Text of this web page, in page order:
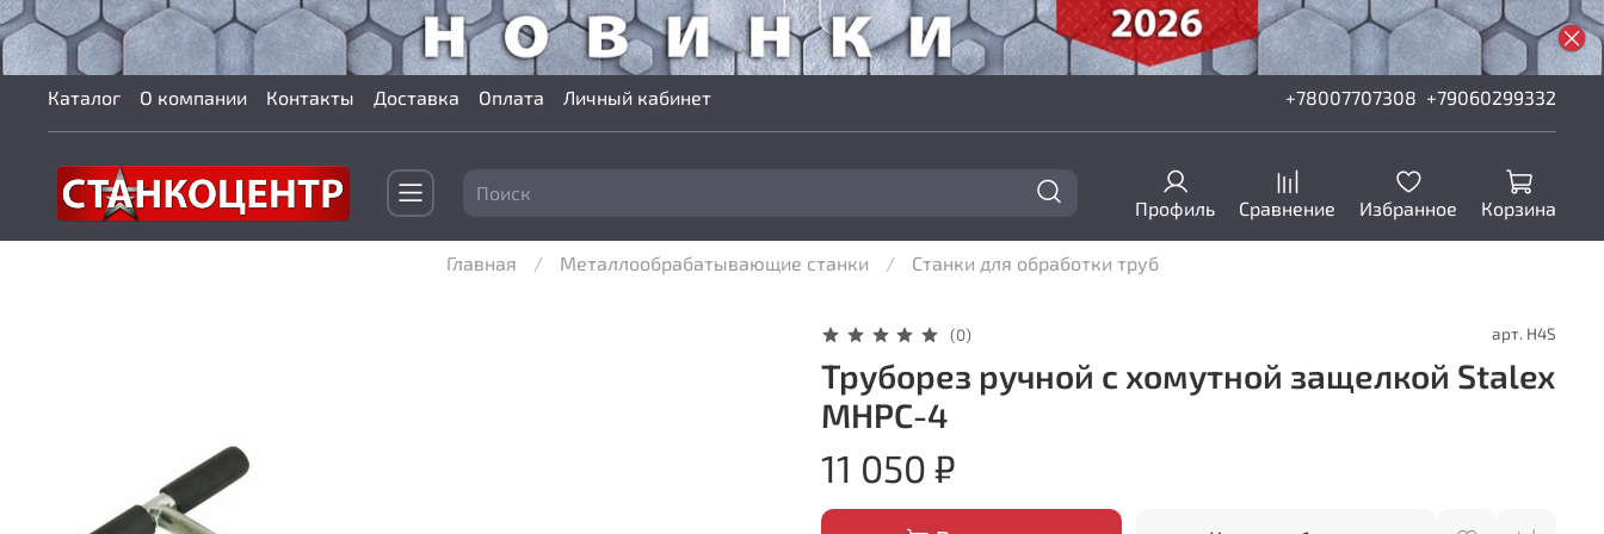
Каталог О компании Контакты Доставка Оплата Личный кабинет +78007707308 +79060299332
Профиль Сравнение Избранное Корзина
Главная Металлообрабатывающие станки Станки для обработки труб
(0) арт. H4S
Труборез ручной с хомутной защелкой Stalex
MHPC-4
11 050 ₽